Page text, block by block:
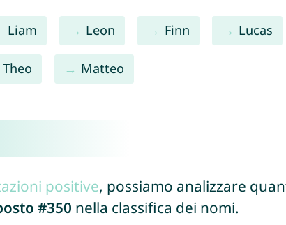
Liam Leon Finn Lucas
Theo Matteo
positive, possiamo analizzare
#350 nella classifica dei nomi.